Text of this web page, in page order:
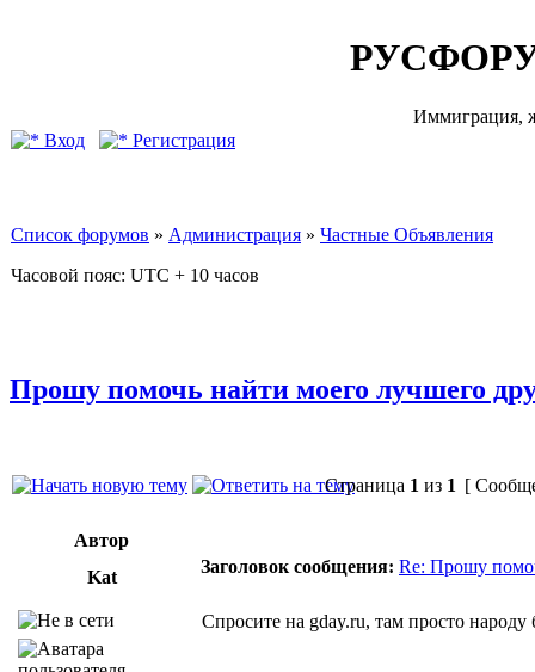
Иммиграция,
Вход
Регистрация
Список форумов » Администрация » Частные Объявления
Часовой пояс: UTC + 10 часов
Прошу помочь найти моего лучшего
Страница 1 из 1 [
Автор
Kat
Заголовок сообщения: Re: Прошу
Спросите на gday.ru, там просто